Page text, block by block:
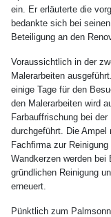
ein. Er erläuterte die
bedankte sich bei
Beteiligung an den
Voraussichtlich in der
Malerarbeiten
einige Tage für den
den Malerarbeiten wird
Farbauffrischung bei
durchgeführt. Die
Fachfirma zur
Wandkerzen werden bei
gründlichen Reinigung
erneuert.
Pünktlich zum